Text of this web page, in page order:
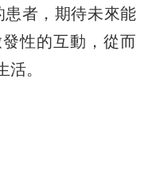
患者，期待未來能
性的互動，從而
。